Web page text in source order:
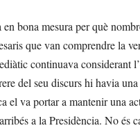
bona mesura per què
que van comprendre la
continuava
del seu discurs hi havia
el va portar a mantenir una
a la Presidència. No